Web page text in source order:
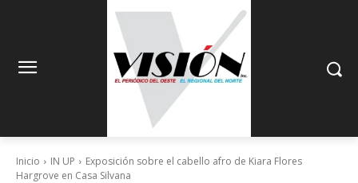
Inicio IN UP
Exposición sobre el cabello afro de Kiara Flores
Hargrove en Casa Silvana